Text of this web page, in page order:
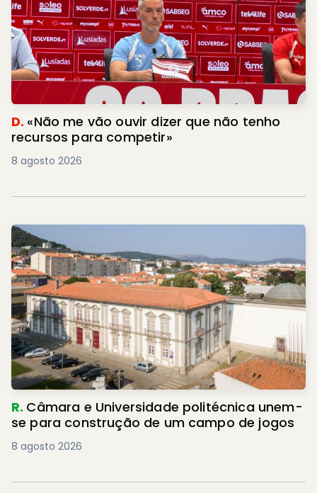
D. «Não me vão ouvir dizer que não tenho
recursos para competir»
8 agosto 2026
R. Câmara e Universidade politécnica unem-
se para construção de um campo de jogos
8 agosto 2026